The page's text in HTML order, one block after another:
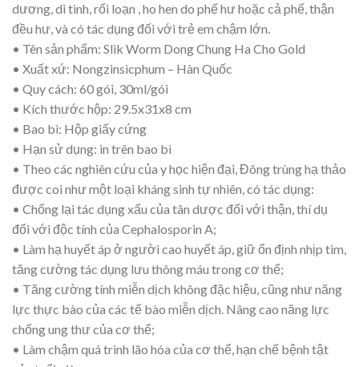
dương, di tinh, rối loạn , ho hen do phế hư hoặc cả phế, thận
đều hư, và có tác dụng đối với trẻ em chậm lớn.
• Tên sản phẩm: Slik Worm Dong Chung Ha Cho Gold
• Xuất xứ: Nongzinsicphum – Hàn Quốc
• Quy cách: 60 gói, 30ml/gói
• Kích thước hộp: 29.5x31x8 cm
• Bao bì: Hộp giấy cứng
• Hạn sử dụng: in trên bao bì
• Theo các nghiên cứu của y học hiện đại, Đông trùng hạ thảo
được coi như một loại kháng sinh tự nhiên, có tác dụng:
• Chống lại tác dụng xấu của tân dược đối với thận, thí dụ
đối với độc tính của Cephalosporin A;
• Làm hạ huyết áp ở người cao huyết áp, giữ ổn định nhịp tim,
tăng cường tác dụng lưu thông máu trong cơ thể;
• Tăng cường tính miễn dịch không đặc hiệu, cũng như năng
lực thực bào của các tế bào miễn dịch. Nâng cao năng lực
chống ung thư của cơ thể;
• Làm chậm quá trình lão hóa của cơ thể, hạn chế bệnh tật